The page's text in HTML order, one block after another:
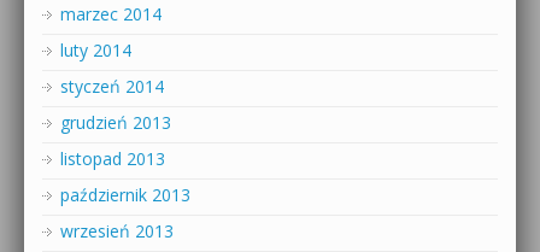
marzec 2014
luty 2014
styczeń 2014
grudzień 2013
listopad 2013
październik 2013
wrzesień 2013